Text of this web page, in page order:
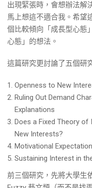
出現緊張時，會想辦法解
馬上想這不適合我。希望
個比較傾向「成長型心態
心態」的想法。
這篇研究更討論了五個研
Openness to New
Ruling Out Demand
Explanations
Does a Fixed Theory
New Interests?
Motivational
Sustaining Interest in
前三個研究，先將大學生